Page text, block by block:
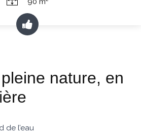
nature, en
de l’eau